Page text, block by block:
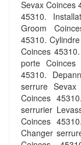
Sevax Coinces
45310.
Groom
45310.
Coinces
porte Coinces
45310.
serrure Sevax
Coinces
serrurier
Coinces
Changer